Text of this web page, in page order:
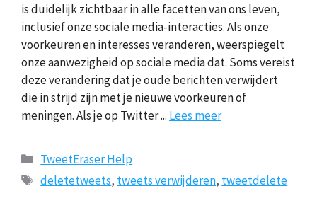
is duidelijk zichtbaar in alle facetten van ons leven,
inclusief onze sociale media-interacties. Als onze
voorkeuren en interesses veranderen, weerspiegelt
onze aanwezigheid op sociale media dat. Soms vereist
deze verandering dat je oude berichten verwijdert
die in strijd zijn met je nieuwe voorkeuren of
meningen. Als je op Twitter ... Lees meer
Categorieën
TweetEraser Help
Tags
deletetweets, tweets verwijderen, tweetdelete